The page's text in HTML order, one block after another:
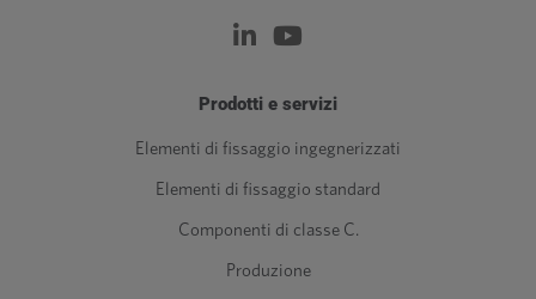
Prodotti e servizi
Elementi di fissaggio ingegnerizzati
Elementi di fissaggio standard
Componenti di classe C.
Produzione